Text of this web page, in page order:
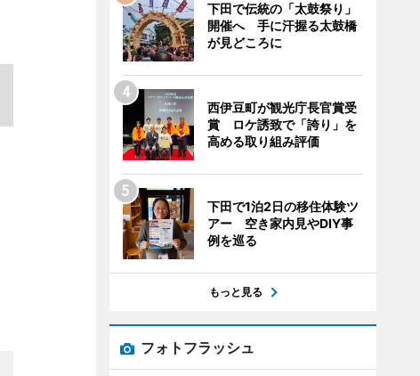
下田で伝統の「太鼓祭り」
開催へ 手に汗握る太鼓橋
が見どころに
西伊豆町が観光庁長官賞受
賞 ロケ誘致で「誇り」を
高める取り組み評価
下田で1泊2日の移住体験ツ
アー 空き家内見やDIY事
例を巡る
もっと見る
フォトフラッシュ